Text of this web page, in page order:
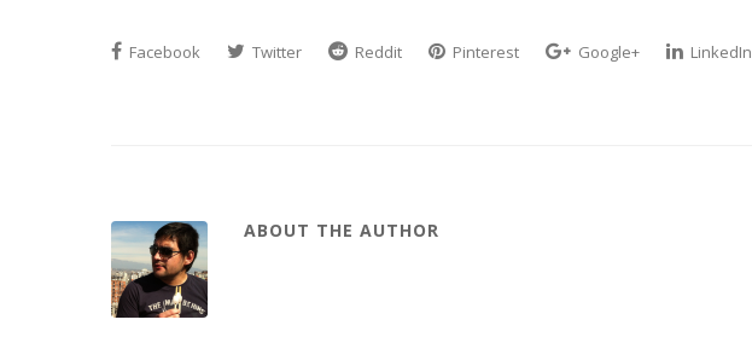
Facebook Twitter Reddit Pinterest Google+ LinkedIn
ABOUT THE AUTHOR